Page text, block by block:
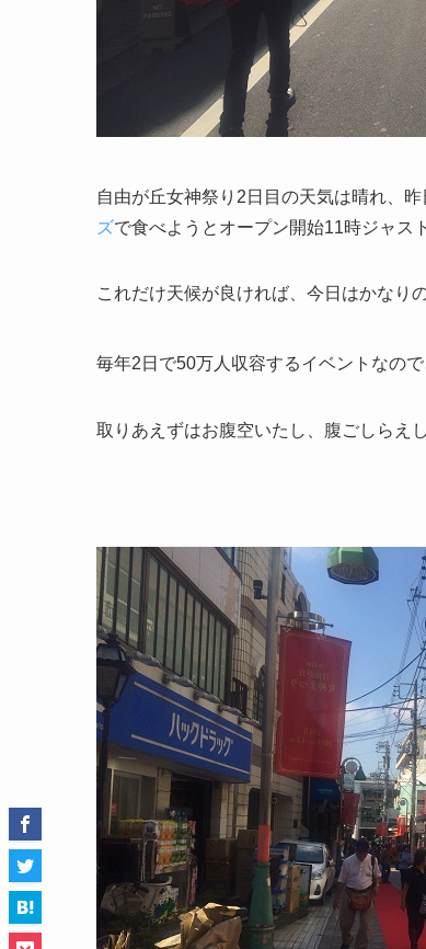
自由が丘女神祭り2日目の天気は晴れ、
ズで食べようとオープン開始11時ジャス
これだけ天候が良ければ、今日はかなり
毎年2日で50万人収容するイベントなの
取りあえずはお腹空いたし、腹ごしらえ